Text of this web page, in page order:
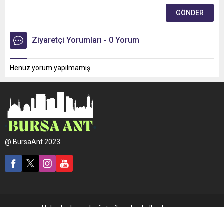
Ziyaretçi Yorumları - 0 Yorum
Henüz yorum yapılmamış.
@ BursaAnt 2023